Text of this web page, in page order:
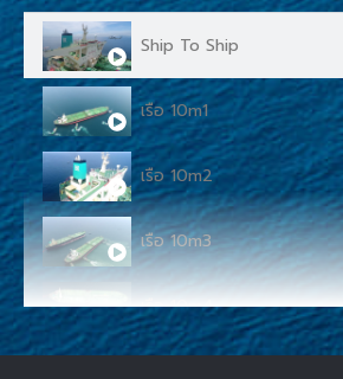
Ship To Ship
เรือ 10m1
เรือ 10m2
เรือ 10m3
เรือ 10m4